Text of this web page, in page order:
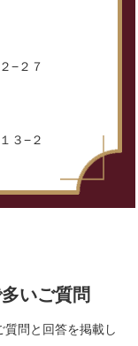
−２７
３−２
いご質問
問と回答を掲載し